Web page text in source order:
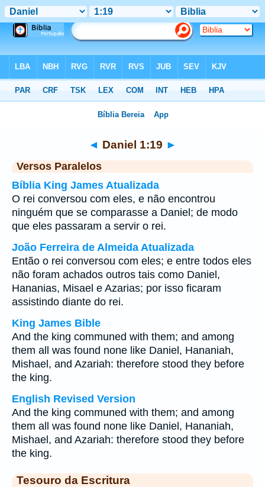
◄ Daniel 1:19 ►
Versos Paralelos
Bíblia King James Atualizada
O rei conversou com eles, e não encontrou
ninguém que se comparasse a Daniel; de modo
que eles passaram a servir o rei.
João Ferreira de Almeida Atualizada
Então o rei conversou com eles; e entre todos eles
não foram achados outros tais como Daniel,
Hananias, Misael e Azarias; por isso ficaram
assistindo diante do rei.
King James Bible
And the king communed with them; and among
them all was found none like Daniel, Hananiah,
Mishael, and Azariah: therefore stood they before
the king.
English Revised Version
And the king communed with them; and among
them all was found none like Daniel, Hananiah,
Mishael, and Azariah: therefore stood they before
the king.
Tesouro da Escritura